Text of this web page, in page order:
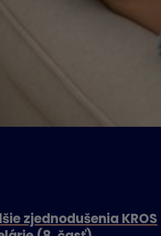
zjednodušenia KROS